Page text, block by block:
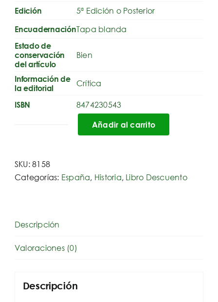
Edición 5ª Edición o Posterior
EncuadernaciónTapa blanda
Estado de
conservación
del artículo
Bien
Información de
la editorial
Crítica
ISBN 8474230543
cantidad
Añadir al carrito
SKU:8158
Categorías: España, Historia, Libro Descuento
Descripción
Valoraciones (0)
Descripción